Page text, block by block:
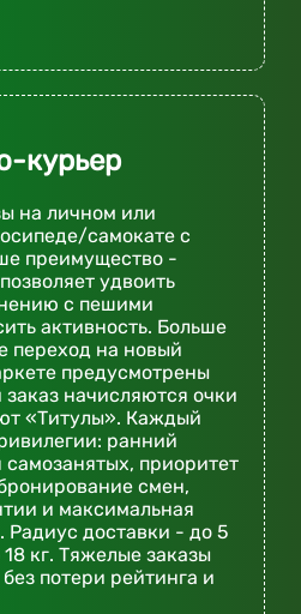
курьер
на личном или
самокате с
преимущество -
удвоить
с пешими
активность. Больше
переход на новый
предусмотрены
начисляются очки
«Титулы». Каждый
ранний
приоритет
смен,
и максимальная
Радиус доставки - до 5
кг. Тяжелые заказы
потери рейтинга и